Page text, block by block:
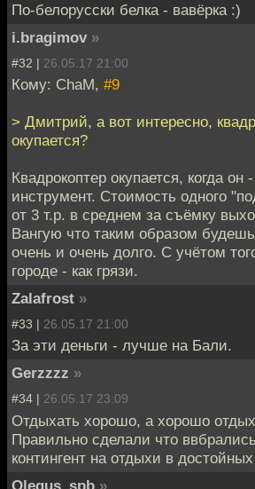
По-белорусски белка - вавёрка :)
i.bragimov »
#32 | 26.05.17 21:00
Кому: ChaM, #9
> Дмитрий, а вот интересно,
окупается?
Квадрокоптер окупается, когда он
инструмент. Стоимость одного
от 3 т.р. в среднем за съёмку
Вангую что таким образом
очень и очень долго. С учётом
городе - как грязи.
Zalafrost »
#33 | 26.05.17 21:00
За эти деньги - лучше на Бали.
Gerzzzz »
#34 | 26.05.17 23:09
Отдыхать хорошо, а хорошо
Правильно сделали что
контингент на отдыхи в
Olegus_spb »